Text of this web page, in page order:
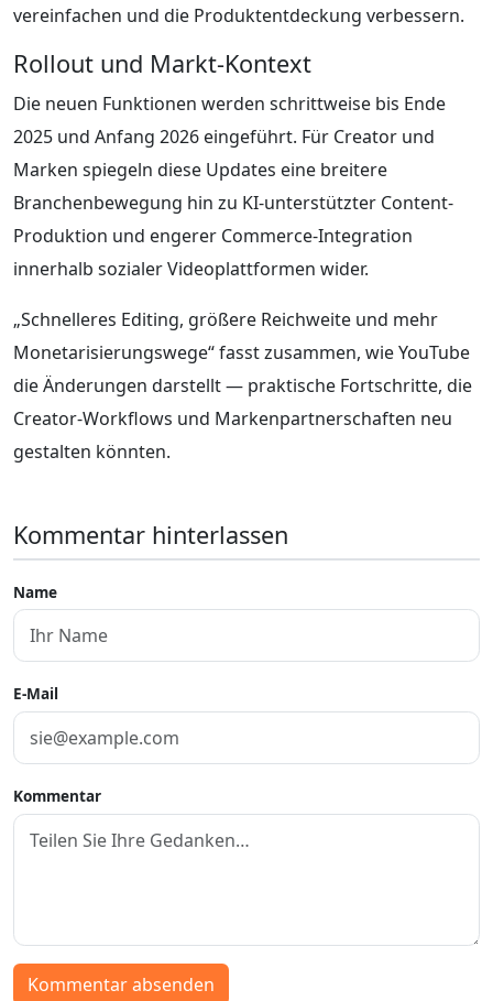
vereinfachen und die Produktentdeckung verbessern.
Rollout und Markt-Kontext
Die neuen Funktionen werden schrittweise bis Ende
2025 und Anfang 2026 eingeführt. Für Creator und
Marken spiegeln diese Updates eine breitere
Branchenbewegung hin zu KI-unterstützter Content-
Produktion und engerer Commerce-Integration
innerhalb sozialer Videoplattformen wider.
„Schnelleres Editing, größere Reichweite und mehr
Monetarisierungswege“ fasst zusammen, wie YouTube
die Änderungen darstellt — praktische Fortschritte, die
Creator-Workflows und Markenpartnerschaften neu
gestalten könnten.
Kommentar hinterlassen
Name
E-Mail
Kommentar
Kommentar absenden